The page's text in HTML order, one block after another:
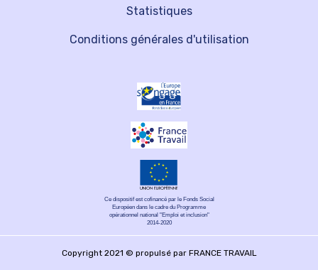
Statistiques
Conditions générales d'utilisation
Ce dispositif est cofinancé par le Fonds Social
Européen dans le cadre du Programme
opérationnel national "Emploi et inclusion"
2014-2020
Copyright 2021 © propulsé par FRANCE TRAVAIL